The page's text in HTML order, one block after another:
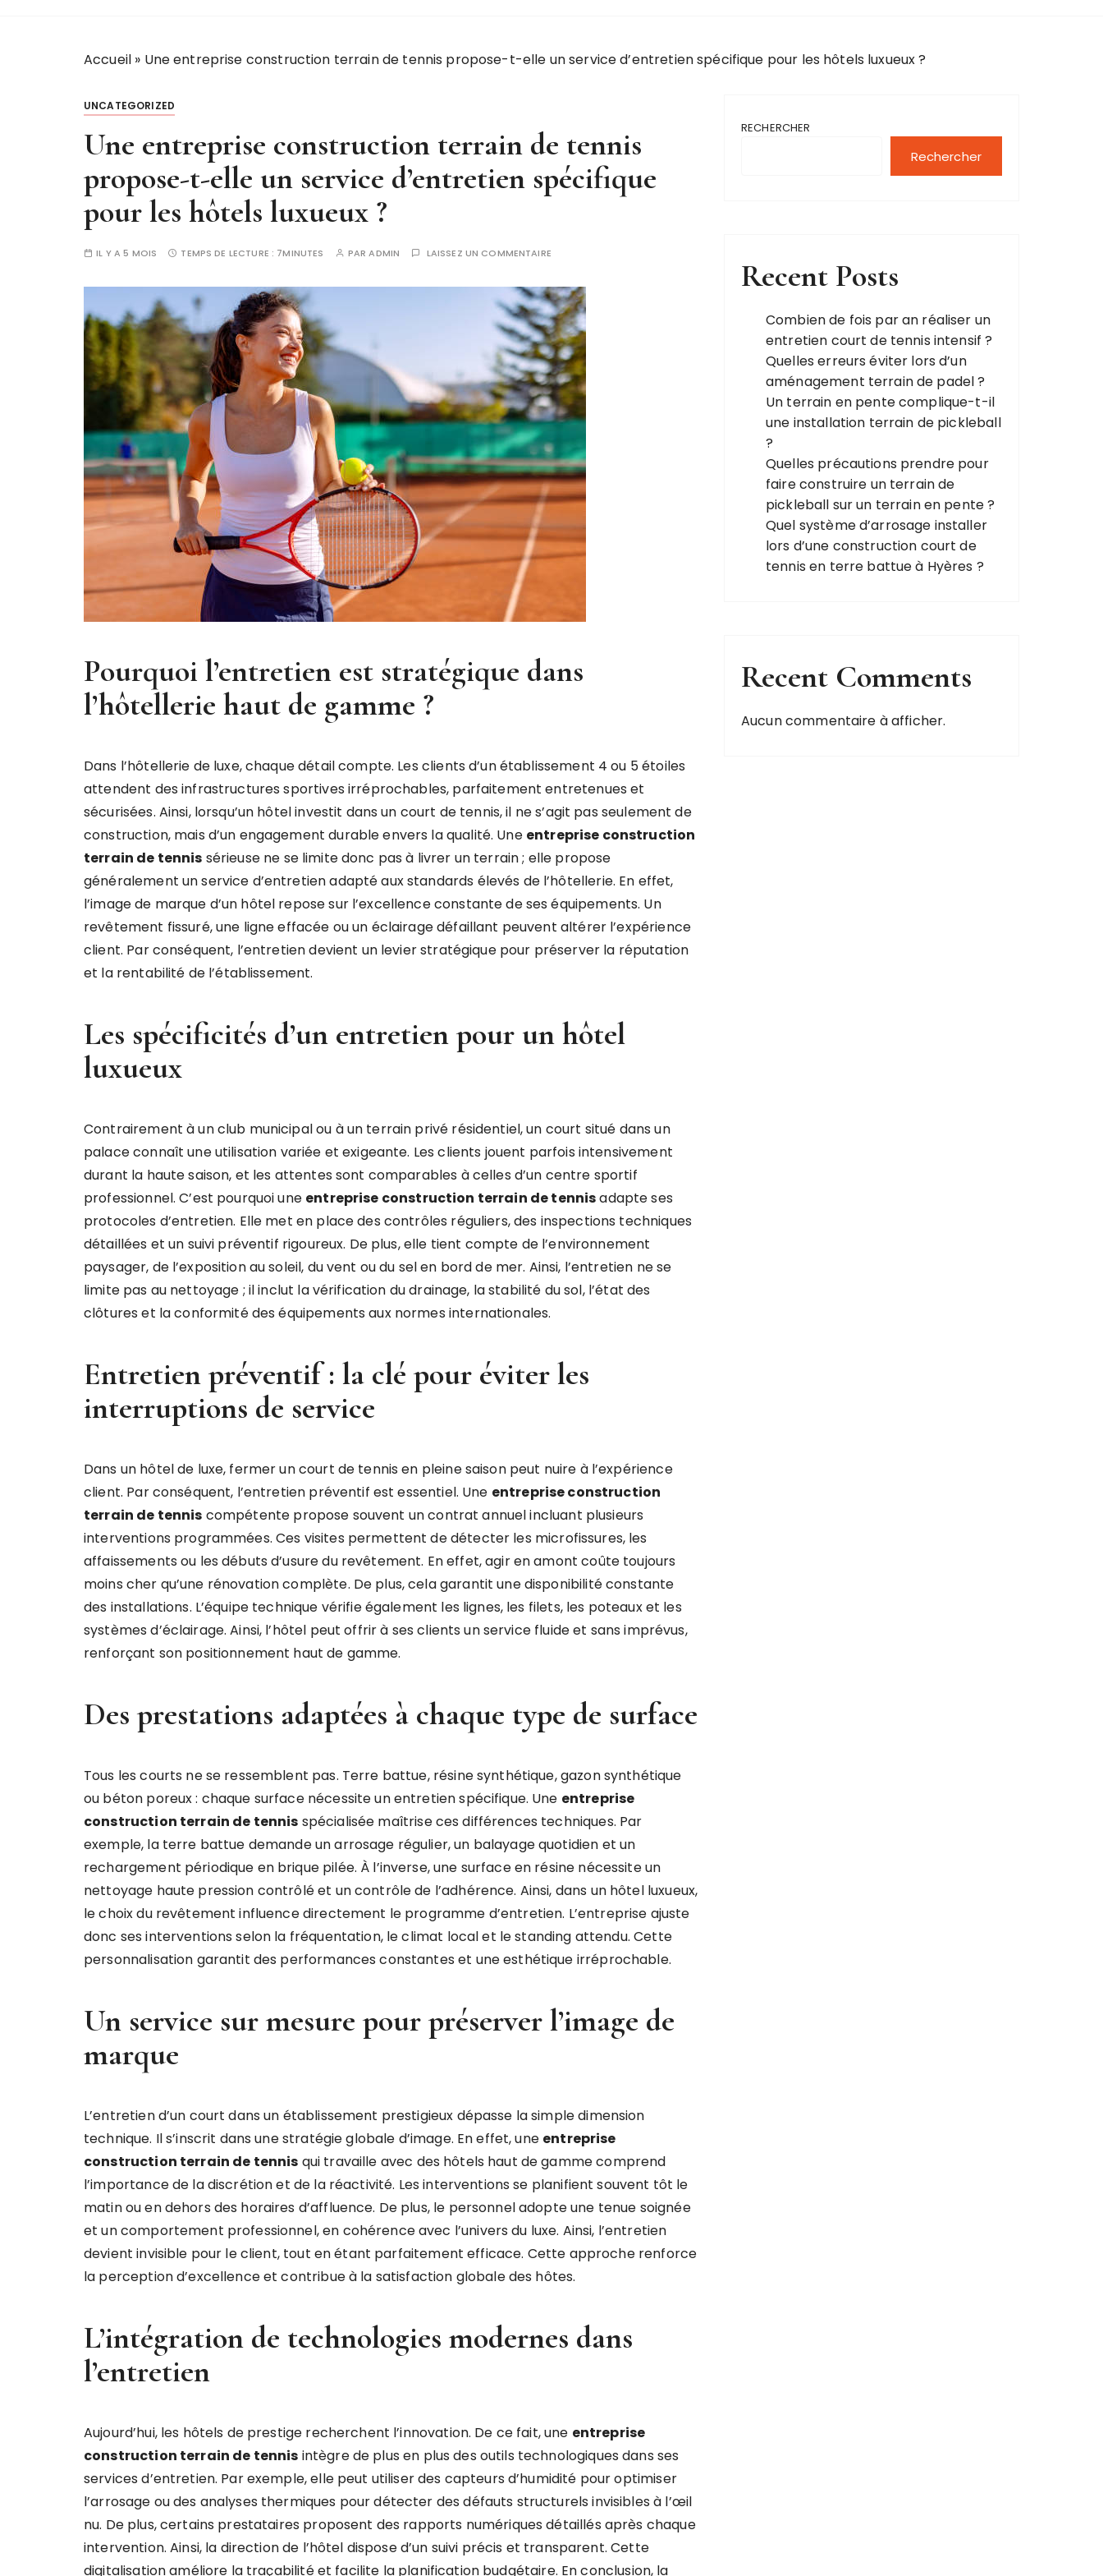
Accueil » Une entreprise construction terrain de tennis propose-t-elle un service d’entretien spécifique pour les hôtels luxueux ?
UNCATEGORIZED
Une entreprise construction terrain de tennis
propose-t-elle un service d’entretien spécifique
pour les hôtels luxueux ?
IL Y A 5 MOIS TEMPS DE LECTURE : 7MINUTES PARADMIN LAISSEZ UN COMMENTAIRE
Pourquoi l’entretien est stratégique dans
l’hôtellerie haut de gamme ?
Dans l’hôtellerie de luxe, chaque détail compte. Les clients d’un établissement 4 ou 5 étoiles
attendent des infrastructures sportives irréprochables, parfaitement entretenues et
sécurisées. Ainsi, lorsqu’un hôtel investit dans un court de tennis, il ne s’agit pas seulement de
construction, mais d’un engagement durable envers la qualité. Une entreprise construction
terrain de tennis sérieuse ne se limite donc pas à livrer un terrain ; elle propose
généralement un service d’entretien adapté aux standards élevés de l’hôtellerie. En effet,
l’image de marque d’un hôtel repose sur l’excellence constante de ses équipements. Un
revêtement fissuré, une ligne effacée ou un éclairage défaillant peuvent altérer l’expérience
client. Par conséquent, l’entretien devient un levier stratégique pour préserver la réputation
et la rentabilité de l’établissement.
Les spécificités d’un entretien pour un hôtel
luxueux
Contrairement à un club municipal ou à un terrain privé résidentiel, un court situé dans un
palace connaît une utilisation variée et exigeante. Les clients jouent parfois intensivement
durant la haute saison, et les attentes sont comparables à celles d’un centre sportif
professionnel. C’est pourquoi une entreprise construction terrain de tennisadapte ses
protocoles d’entretien. Elle met en place des contrôles réguliers, des inspections techniques
détaillées et un suivi préventif rigoureux. De plus, elle tient compte de l’environnement
paysager, de l’exposition au soleil, du vent ou du sel en bord de mer. Ainsi, l’entretien ne se
limite pas au nettoyage ; il inclut la vérification du drainage, la stabilité du sol, l’état des
clôtures et la conformité des équipements aux normes internationales.
Entretien préventif : la clé pour éviter les
interruptions de service
Dans un hôtel de luxe, fermer un court de tennis en pleine saison peut nuire à l’expérience
client. Par conséquent, l’entretien préventif est essentiel. Une entreprise construction
terrain de tennis compétente propose souvent un contrat annuel incluant plusieurs
interventions programmées. Ces visites permettent de détecter les microfissures, les
affaissements ou les débuts d’usure du revêtement. En effet, agir en amont coûte toujours
moins cher qu’une rénovation complète. De plus, cela garantit une disponibilité constante
des installations. L’équipe technique vérifie également les lignes, les filets, les poteaux et les
systèmes d’éclairage. Ainsi, l’hôtel peut offrir à ses clients un service fluide et sans imprévus,
renforçant son positionnement haut de gamme.
Des prestations adaptées à chaque type de surface
Tous les courts ne se ressemblent pas. Terre battue, résine synthétique, gazon synthétique
ou béton poreux : chaque surface nécessite un entretien spécifique. Une entreprise
construction terrain de tennis spécialisée maîtrise ces différences techniques. Par
exemple, la terre battue demande un arrosage régulier, un balayage quotidien et un
rechargement périodique en brique pilée. À l’inverse, une surface en résine nécessite un
nettoyage haute pression contrôlé et un contrôle de l’adhérence. Ainsi, dans un hôtel luxueux,
le choix du revêtement influence directement le programme d’entretien. L’entreprise ajuste
donc ses interventions selon la fréquentation, le climat local et le standing attendu. Cette
personnalisation garantit des performances constantes et une esthétique irréprochable.
Un service sur mesure pour préserver l’image de
marque
L’entretien d’un court dans un établissement prestigieux dépasse la simple dimension
technique. Il s’inscrit dans une stratégie globale d’image. En effet, une entreprise
construction terrain de tennis qui travaille avec des hôtels haut de gamme comprend
l’importance de la discrétion et de la réactivité. Les interventions se planifient souvent tôt le
matin ou en dehors des horaires d’affluence. De plus, le personnel adopte une tenue soignée
et un comportement professionnel, en cohérence avec l’univers du luxe. Ainsi, l’entretien
devient invisible pour le client, tout en étant parfaitement efficace. Cette approche renforce
la perception d’excellence et contribue à la satisfaction globale des hôtes.
L’intégration de technologies modernes dans
l’entretien
Aujourd’hui, les hôtels de prestige recherchent l’innovation. De ce fait, une entreprise
construction terrain de tennis intègre de plus en plus des outils technologiques dans ses
services d’entretien. Par exemple, elle peut utiliser des capteurs d’humidité pour optimiser
l’arrosage ou des analyses thermiques pour détecter des défauts structurels invisibles à l’œil
nu. De plus, certains prestataires proposent des rapports numériques détaillés après chaque
intervention. Ainsi, la direction de l’hôtel dispose d’un suivi précis et transparent. Cette
digitalisation améliore la traçabilité et facilite la planification budgétaire. En conclusion, la
RECHERCHER
Rechercher
Recent Posts
Combien de fois par an réaliser un
entretien court de tennis intensif ?
Quelles erreurs éviter lors d’un
aménagement terrain de padel ?
Un terrain en pente complique-t-il
une installation terrain de pickleball
?
Quelles précautions prendre pour
faire construire un terrain de
pickleball sur un terrain en pente ?
Quel système d’arrosage installer
lors d’une construction court de
tennis en terre battue à Hyères ?
Recent Comments
Aucun commentaire à afficher.